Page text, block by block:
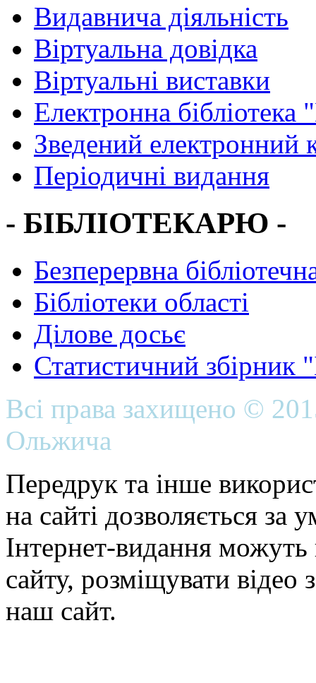
Видавнича діяльність
Віртуальна довідка
Віртуальні виставки
Електронна
Зведений електронний
Періодичні видання
- БІБЛІОТЕКАРЮ -
Безперервна
Бібліотеки області
Ділове досьє
Статистичний
Всі права захищено ©
Ольжича
Передрук та інше
на сайті дозволяється
Інтернет-видання можуть
сайту, розміщувати відео
наш сайт.